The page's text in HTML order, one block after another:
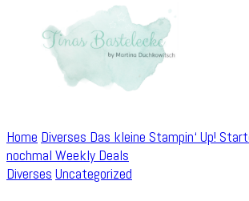
Home Diverses Das kleine Stampin‘ Up!
nochmal Weekly Deals
Diverses Uncategorized